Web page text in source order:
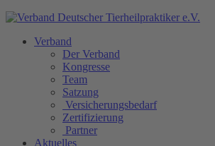
Verband
Der Verband
Kongresse
Team
Satzung
Versicherungsbedarf
Zertifizierung
Partner
Aktuelles